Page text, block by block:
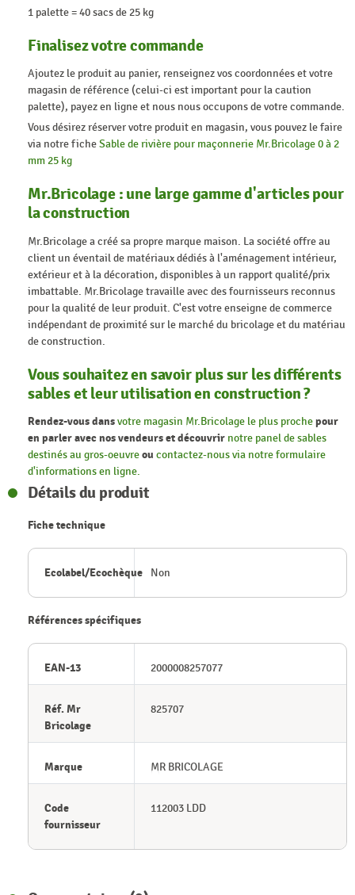
1 palette = 40 sacs de 25 kg
Finalisez votre commande
Ajoutez le produit au panier, renseignez vos coordonnées et votre
magasin de référence (celui-ci est important pour la caution
palette), payez en ligne et nous nous occupons de votre commande.
Vous désirez réserver votre produit en magasin, vous pouvez le faire
via notre ficheSable de rivière pour maçonnerie Mr.Bricolage 0 à 2
mm 25 kg
Mr.Bricolage : une large gamme d'articles pour
la construction
Mr.Bricolage a créé sa propre marque maison. La société offre au
client un éventail de matériaux dédiés à l'aménagement intérieur,
extérieur et à la décoration, disponibles à un rapport qualité/prix
imbattable. Mr.Bricolage travaille avec des fournisseurs reconnus
pour la qualité de leur produit. C'est votre enseigne de commerce
indépendant de proximité sur le marché du bricolage et du matériau
de construction.
Vous souhaitez en savoir plus sur les différents
sables et leur utilisation en construction ?
Rendez-vous dansvotre magasin Mr.Bricolage le plus prochepour
en parler avec nos vendeurs et découvrir notre panel de sables
destinés au gros-oeuvreou contactez-nous via notre formulaire
d'informations en ligne.
Détails du produit
Fiche technique
Ecolabel/Ecochèque Non
Références spécifiques
EAN-13 2000008257077
Réf. Mr
Bricolage
825707
Marque MR BRICOLAGE
Code
fournisseur
112003 LDD